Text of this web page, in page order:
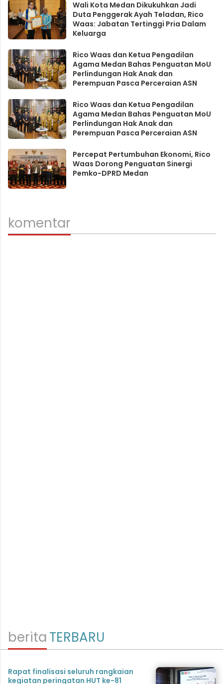
Wali Kota Medan Dikukuhkan Jadi
Duta Penggerak Ayah Teladan, Rico
Waas: Jabatan Tertinggi Pria Dalam
Keluarga
Rico Waas dan Ketua Pengadilan
Agama Medan Bahas Penguatan MoU
Perlindungan Hak Anak dan
Perempuan Pasca Perceraian ASN
Rico Waas dan Ketua Pengadilan
Agama Medan Bahas Penguatan MoU
Perlindungan Hak Anak dan
Perempuan Pasca Perceraian ASN
Percepat Pertumbuhan Ekonomi, Rico
Waas Dorong Penguatan Sinergi
Pemko-DPRD Medan
komentar
beritaTERBARU
Rapat finalisasi seluruh rangkaian
kegiatan peringatan HUT ke-81